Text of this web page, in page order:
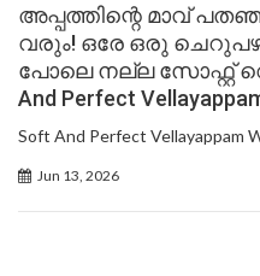
അപ്പത്തിന്റെ മാവ്
വരും! ഒരേ ഒരു
പോലെ നല്ല സോഫ്റ്റ്
And Perfect
Soft And Perfect Vellayappam
Jun 13, 2026